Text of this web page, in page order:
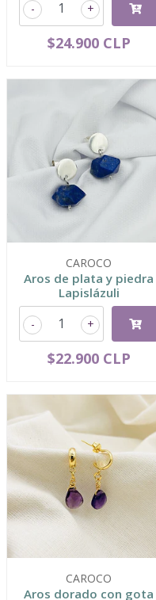
+
-
$24.900 CLP
CAROCO
Aros de plata y piedra
Lapislázuli
+
-
$22.900 CLP
CAROCO
Aros dorado con gota